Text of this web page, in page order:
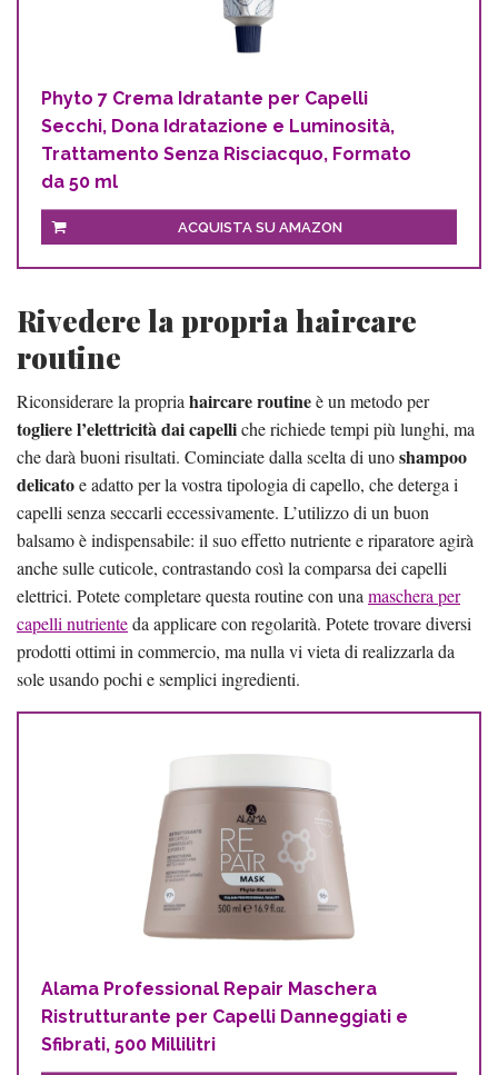
Phyto 7 Crema Idratante per Capelli
Secchi, Dona Idratazione e Luminosità,
Trattamento Senza Risciacquo, Formato
da 50 ml
ACQUISTA SU AMAZON
Rivedere la propria haircare
routine
Riconsiderare la propriahaircare routineè un metodo per
togliere l’elettricità dai capelliche richiede tempi più lunghi, ma
che darà buoni risultati. Cominciate dalla scelta di unoshampoo
delicatoe adatto per la vostra tipologia di capello, che deterga i
capelli senza seccarli eccessivamente. L’utilizzo di un buon
balsamo è indispensabile: il suo effetto nutriente e riparatore agirà
anche sulle cuticole, contrastando così la comparsa dei capelli
elettrici. Potete completare questa routine con unamaschera per
capelli nutrienteda applicare con regolarità. Potete trovare diversi
prodotti ottimi in commercio, ma nulla vi vieta di realizzarla da
sole usando pochi e semplici ingredienti.
Alama Professional Repair Maschera
Ristrutturante per Capelli Danneggiati e
Sfibrati, 500 Millilitri